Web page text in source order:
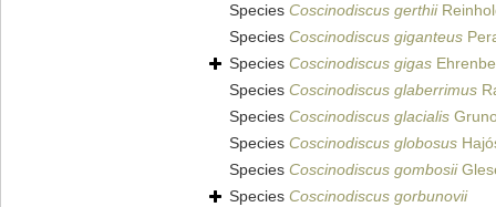
Species Coscinodiscus gerthii
Species Coscinodiscus giganteus
Species Coscinodiscus gigas
Species Coscinodiscus glaberrimus
Species Coscinodiscus glacialis
Species Coscinodiscus globosus
Species Coscinodiscus gombosii
Species Coscinodiscus gorbunovii